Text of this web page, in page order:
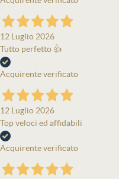
12 Luglio 2026
Tutto perfetto 👍
Acquirente verificato
12 Luglio 2026
Top veloci ed affidabili
Acquirente verificato